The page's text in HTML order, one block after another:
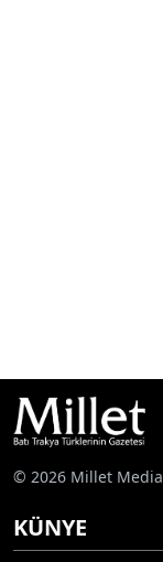
© 2026 Millet Media
KÜNYE